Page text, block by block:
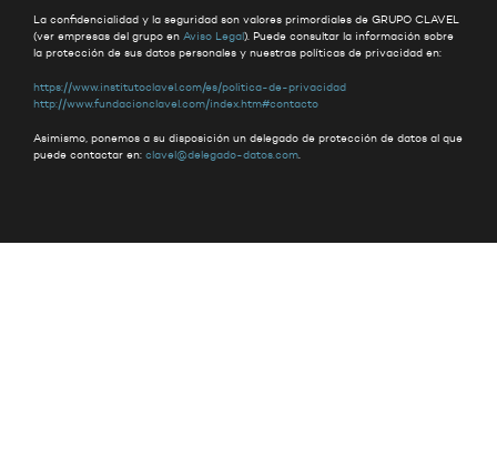
La confidencialidad y la seguridad son valores primordiales de GRUPO CLAVEL
(ver empresas del grupo en Aviso Legal). Puede consultar la información sobre
la protección de sus datos personales y nuestras políticas de privacidad en:
https://www.institutoclavel.com/es/politica-de-privacidad
http://www.fundacionclavel.com/index.htm#contacto
Asimismo, ponemos a su disposición un delegado de protección de datos al que
puede contactar en: clavel@delegado-datos.com.